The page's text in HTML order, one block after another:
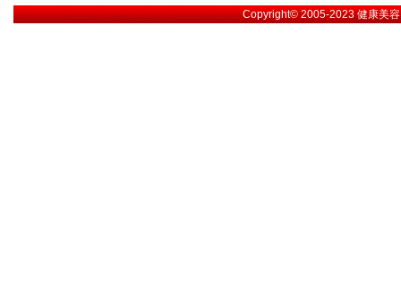
Copyright© 2005-2023健康美